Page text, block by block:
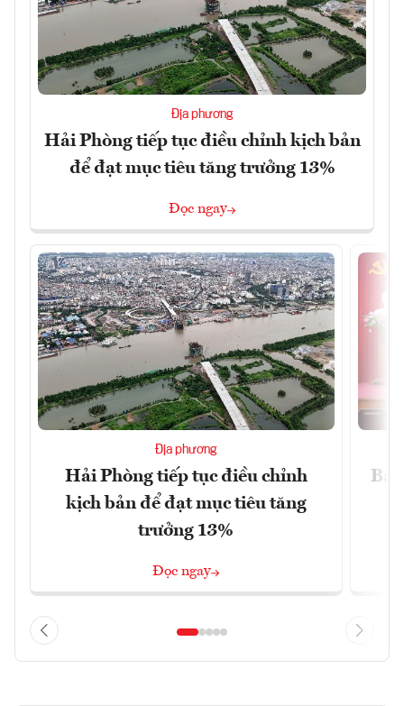
Địa phương
Hải Phòng tiếp tục điều chỉnh kịch bản
để đạt mục tiêu tăng trưởng 13%
Đọc ngay
Địa phương
Hải Phòng tiếp tục điều chỉnh
kịch bản để đạt mục tiêu tăng
trưởng 13%
Đọc ngay
Ba